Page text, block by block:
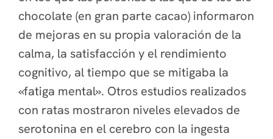
chocolate (en gran parte cacao) informaron
de mejoras en su propia valoración de la
calma, la satisfacción y el rendimiento
cognitivo, al tiempo que se mitigaba la
«fatiga mental». Otros estudios realizados
con ratas mostraron niveles elevados de
serotonina en el cerebro con la ingesta